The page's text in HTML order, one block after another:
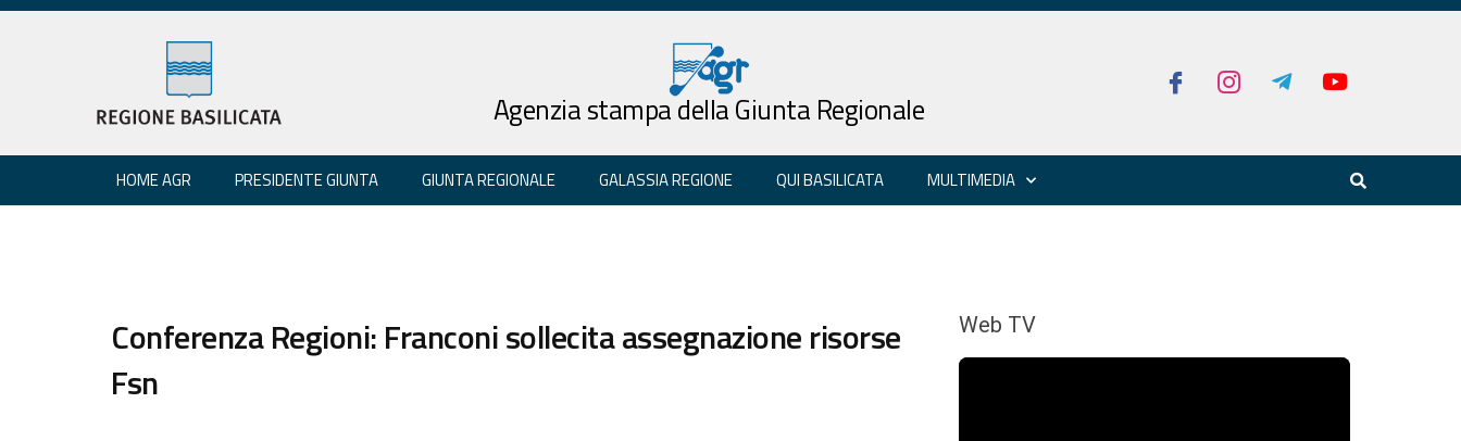
Agenzia stampa della Giunta Regionale
HOME AGR PRESIDENTE GIUNTA GIUNTA REGIONALE GALASSIA REGIONE QUI BASILICATA MULTIMEDIA
Conferenza Regioni: Franconi sollecita assegnazione risorse
Fsn
Web TV